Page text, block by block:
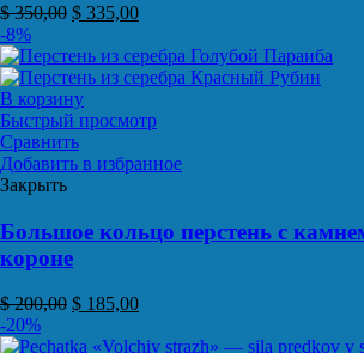
$350,00 $ 335,00
-8%
В корзину
Быстрый просмотр
Сравнить
Добавить в избранное
Закрыть
Большое кольцо перстень с
короне
$200,00 $ 185,00
-20%